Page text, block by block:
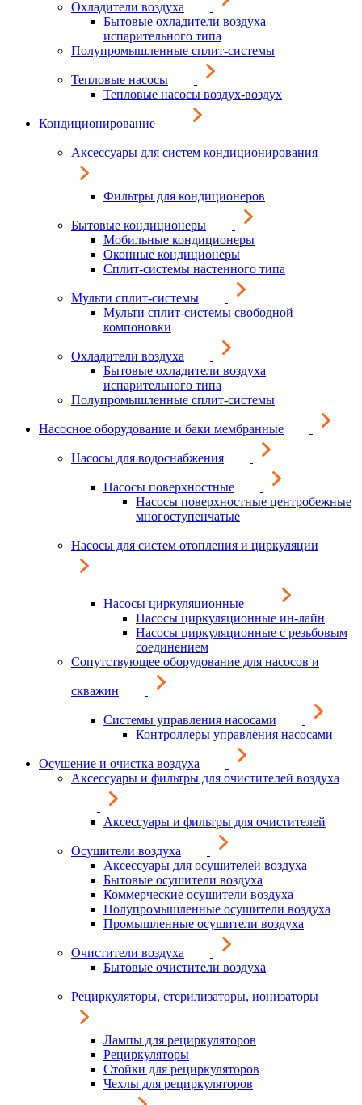
Охладители воздуха
Бытовые охладители воздуха
испарительного типа
Полупромышленные сплит-системы
Тепловые насосы
Тепловые насосы воздух-воздух
Кондиционирование
Аксессуары для систем кондиционирования
Фильтры для кондиционеров
Бытовые кондиционеры
Мобильные кондиционеры
Оконные кондиционеры
Сплит-системы настенного типа
Мульти сплит-системы
Мульти сплит-системы свободной
компоновки
Охладители воздуха
Бытовые охладители воздуха
испарительного типа
Полупромышленные сплит-системы
Насосное оборудование и баки мембранные
Насосы для водоснабжения
Насосы поверхностные
Насосы поверхностные центробежные
многоступенчатые
Насосы для систем отопления и циркуляции
Насосы циркуляционные
Насосы циркуляционные ин-лайн
Насосы циркуляционные с резьбовым
соединением
Сопутствующее оборудование для насосов и
скважин
Системы управления насосами
Контроллеры управления насосами
Осушение и очистка воздуха
Аксессуары и фильтры для очистителей воздуха
Аксессуары и фильтры для очистителей
Осушители воздуха
Аксессуары для осушителей воздуха
Бытовые осушители воздуха
Коммерческие осушители воздуха
Полупромышленные осушители воздуха
Промышленные осушители воздуха
Очистители воздуха
Бытовые очистители воздуха
Рециркуляторы, стерилизаторы, ионизаторы
Лампы для рециркуляторов
Рециркуляторы
Стойки для рециркуляторов
Чехлы для рециркуляторов